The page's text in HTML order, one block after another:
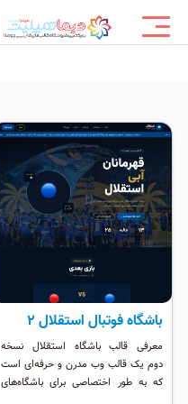
باشگاه فوتبال استقلال ۲
معرفی قالب باشگاه استقلال نسخه
دوم یک قالب وب مدرن و حرفه‌ای است
که به طور اختصاصی برای باشگاه‌های